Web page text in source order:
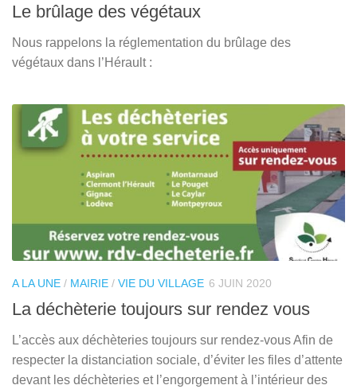
Le brûlage des végétaux
Nous rappelons la réglementation du brûlage des
végétaux dans l’Hérault :
A LA UNE / MAIRIE / VIE DU VILLAGE 6 JUIN 2020
La déchèterie toujours sur rendez vous
L’accès aux déchèteries toujours sur rendez-vous Afin de
respecter la distanciation sociale, d’éviter les files d’attente
devant les déchèteries et l’engorgement à l’intérieur des